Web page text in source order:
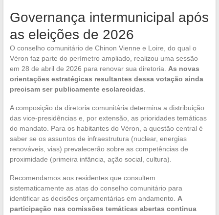
Governança intermunicipal após
as eleições de 2026
O conselho comunitário de Chinon Vienne e Loire, do qual o
Véron faz parte do perímetro ampliado, realizou uma sessão
em 28 de abril de 2026 para renovar sua diretoria. As novas
orientações estratégicas resultantes dessa votação ainda
precisam ser publicamente esclarecidas.
A composição da diretoria comunitária determina a distribuição
das vice-presidências e, por extensão, as prioridades temáticas
do mandato. Para os habitantes do Véron, a questão central é
saber se os assuntos de infraestrutura (nuclear, energias
renováveis, vias) prevalecerão sobre as competências de
proximidade (primeira infância, ação social, cultura).
Recomendamos aos residentes que consultem
sistematicamente as atas do conselho comunitário para
identificar as decisões orçamentárias em andamento. A
participação nas comissões temáticas abertas continua